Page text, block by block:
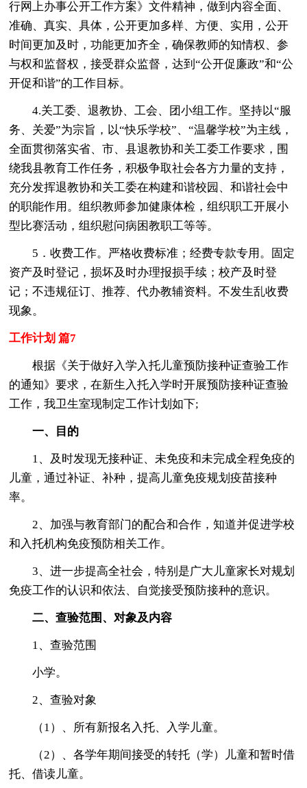
行网上办事公开工作方案》文件精神，做到内容全面、
准确、真实、具体，公开更加多样、方便、实用，公开
时间更加及时，功能更加齐全，确保教师的知情权、参
与权和监督权，接受群众监督，达到“公开促廉政”和“公
开促和谐”的工作目标。
4.关工委、退教协、工会、团小组工作。坚持以“服
务、关爱”为宗旨，以“快乐学校”、“温馨学校”为主线，
全面贯彻落实省、市、县退教协和关工委工作要求，围
绕我县教育工作任务，积极争取社会各方力量的支持，
充分发挥退教协和关工委在构建和谐校园、和谐社会中
的职能作用。组织教师参加健康体检，组织职工开展小
型比赛活动，组织慰问病困教职工等等。
5．收费工作。严格收费标准；经费专款专用。固定
资产及时登记，损坏及时办理报损手续；校产及时登
记；不违规征订、推荐、代办教辅资料。不发生乱收费
现象。
工作计划 篇7
根据《关于做好入学入托儿童预防接种证查验工作
的通知》要求，在新生入托入学时开展预防接种证查验
工作，我卫生室现制定工作计划如下;
一、目的
1、及时发现无接种证、未免疫和未完成全程免疫的
儿童，通过补证、补种，提高儿童免疫规划疫苗接种
率。
2、加强与教育部门的配合和合作，知道并促进学校
和入托机构免疫预防相关工作。
3、进一步提高全社会，特别是广大儿童家长对规划
免疫工作的认识和依法、自觉接受预防接种的意识。
二、查验范围、对象及内容
1、查验范围
小学。
2、查验对象
（1）、所有新报名入托、入学儿童。
（2）、各学年期间接受的转托（学）儿童和暂时借
托、借读儿童。